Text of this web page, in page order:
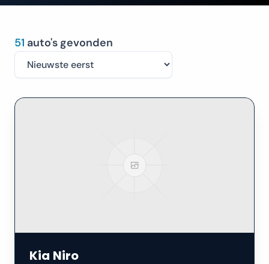
51 auto's gevonden
Kia Niro